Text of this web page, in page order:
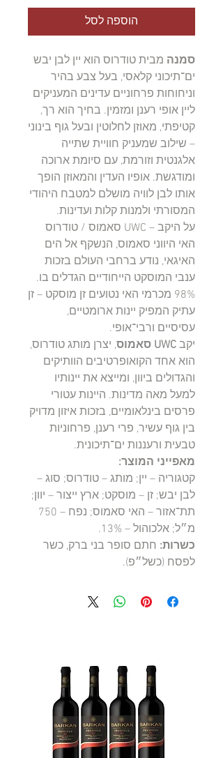
הוספה לסל
סמנה מבית טודרוס הוא יין לבן יבש
ים־תיכוני קלאסי, בעל צבע בהיר
וניחוחות פרחוניים עדינים המעניקים
ליין אופי רענן ומזמין. בחיך הוא רך,
קטיפתי, מאוזן לחלוטין ובעל גוף בינוני
– שילוב שמעניק חוויית שתייה
אלגנטית וזורמת, עם סיומת ארוכה
ומודגשת. אופיו העדין והמאוזן הופך
אותו לבן לוויה מושלם למטבח היהודי
המסורתי ולמנות קלות ועדינות.
על היקב – UWC סאמוס / טודרוס
האי היווני סאמוס, הנשקף אל הים
האיגאי, נודע ברחבי העולם בזכות
ענבי המוסקט הייחודיים הגדלים בו.
98% מכרמי האי נטועים זן מוסקט – זן
עתיק המפיק יינות ארומטיים,
עסיסיים ורבי־אופי.
יקב UWC סאמוס
, יצרן מותג טודרוס,
הוא אחד הקואופרטיבים הוותיקים
והגדולים ביוון, ומייצא את יינותיו
למעל מאה מדינות. היינות עטורי
פרסים בינלאומיים, בזכות איזון מדויק
בין גוף עשיר, פרי רענן, פרחוניות
טבעית ורעננות ים־תיכונית.
מאפייני המוצר:
קטגוריה – יין; מותג – טודרוס; סוג –
לבן יבש; זן – מוסקט; ארץ ייצור – יוון;
תת־אזור – האי סאמוס; נפח – 750
מ״ל; אלכוהול – 13%.
כשרות: חתם סופר בני ברק, כשר
לפסח (כשל״פ).